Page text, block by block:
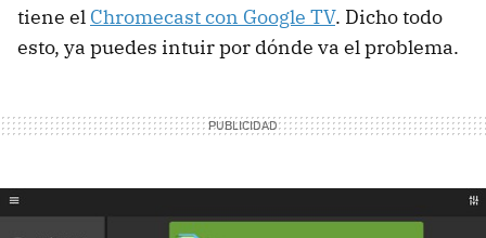
tiene el Chromecast con Google TV. Dicho todo
esto, ya puedes intuir por dónde va el problema.